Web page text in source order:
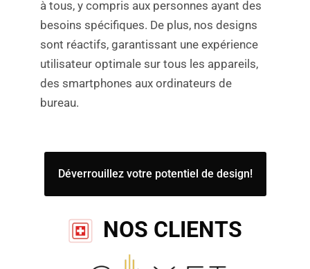
à tous, y compris aux personnes ayant des
besoins spécifiques. De plus, nos designs
sont réactifs, garantissant une expérience
utilisateur optimale sur tous les appareils,
des smartphones aux ordinateurs de
bureau.
Déverrouillez votre potentiel de design!
NOS CLIENTS